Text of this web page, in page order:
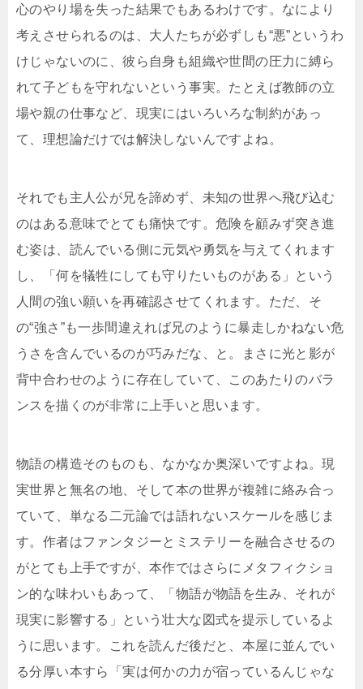
心のやり場を失った結果でもあるわけです。なにより
考えさせられるのは、大人たちが必ずしも“悪”というわ
けじゃないのに、彼ら自身も組織や世間の圧力に縛ら
れて子どもを守れないという事実。たとえば教師の立
場や親の仕事など、現実にはいろいろな制約があっ
て、理想論だけでは解決しないんですよね。
それでも主人公が兄を諦めず、未知の世界へ飛び込む
のはある意味でとても痛快です。危険を顧みず突き進
む姿は、読んでいる側に元気や勇気を与えてくれます
し、「何を犠牲にしても守りたいものがある」という
人間の強い願いを再確認させてくれます。ただ、そ
の“強さ”も一歩間違えれば兄のように暴走しかねない危
うさを含んでいるのが巧みだな、と。まさに光と影が
背中合わせのように存在していて、このあたりのバラ
ンスを描くのが非常に上手いと思います。
物語の構造そのものも、なかなか奥深いですよね。現
実世界と無名の地、そして本の世界が複雑に絡み合っ
ていて、単なる二元論では語れないスケールを感じま
す。作者はファンタジーとミステリーを融合させるの
がとても上手ですが、本作ではさらにメタフィクショ
ン的な味わいもあって、「物語が物語を生み、それが
現実に影響する」という壮大な図式を提示しているよ
うに思います。これを読んだ後だと、本屋に並んでい
る分厚い本すら「実は何かの力が宿っているんじゃな